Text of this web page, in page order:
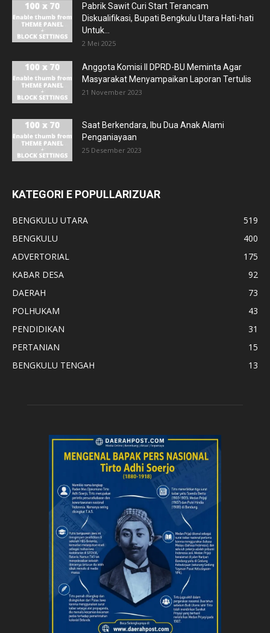
Pabrik Sawit Curi Start Terancam
Diskualifikasi, Bupati Bengkulu Utara Hati-hati
Untuk...
2 Mei 2025
Anggota Komisi II DPRD-BU Meminta Agar
Masyarakat Menyampaikan Laporan Tertulis
21 November 2023
Saat Berkendara, Ibu Dua Anak Alami
Penganiayaan
25 Desember 2023
KATEGORI E POPULLARIZUAR
BENGKULU UTARA
519
BENGKULU
400
ADVERTORIAL
175
KABAR DESA
92
DAERAH
73
POLHUKAM
43
PENDIDIKAN
31
PERTANIAN
15
BENGKULU TENGAH
13